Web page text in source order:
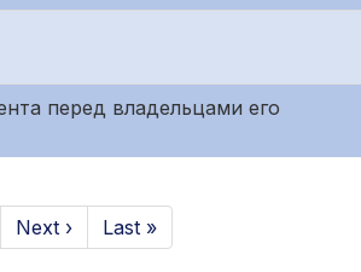
перед владельцами его
Next › Last »